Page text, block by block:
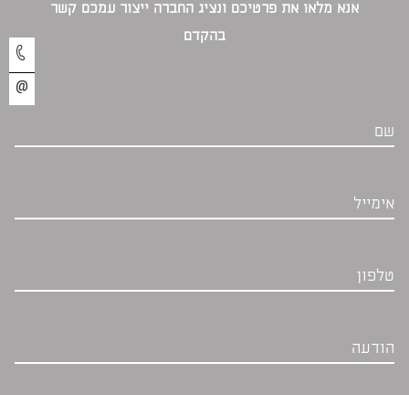
אנא מלאו את פרטיכם ונציג החברה ייצור עמכם קשר
בהקדם‎
שם
אימייל
טלפון
הודעה